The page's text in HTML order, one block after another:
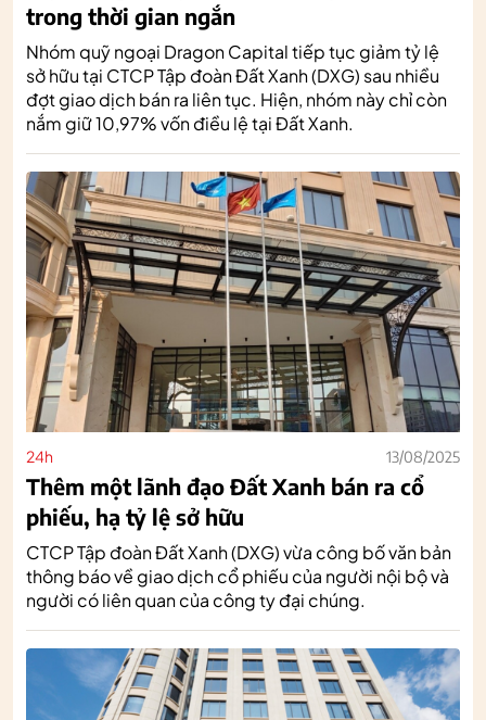
trong thời gian ngắn
Nhóm quỹ ngoại Dragon Capital tiếp tục giảm tỷ lệ
sở hữu tại CTCP Tập đoàn Đất Xanh (DXG) sau nhiều
đợt giao dịch bán ra liên tục. Hiện, nhóm này chỉ còn
nắm giữ 10,97% vốn điều lệ tại Đất Xanh.
24h 13/08/2025
Thêm một lãnh đạo Đất Xanh bán ra cổ
phiếu, hạ tỷ lệ sở hữu
CTCP Tập đoàn Đất Xanh (DXG) vừa công bố văn bản
thông báo về giao dịch cổ phiếu của người nội bộ và
người có liên quan của công ty đại chúng.